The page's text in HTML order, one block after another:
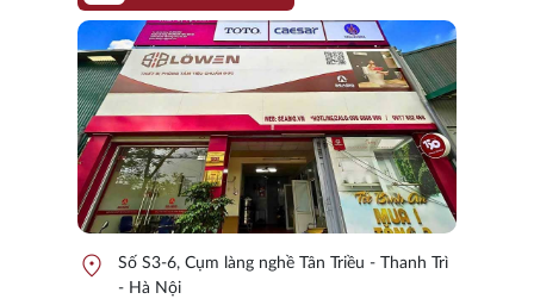
location_on
Số S3-6, Cụm làng nghề Tân Triều - Thanh Trì
- Hà Nội